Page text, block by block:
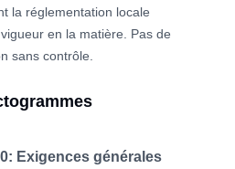
la réglementation locale
en la matière. Pas de
sans contrôle.
Exigences générales